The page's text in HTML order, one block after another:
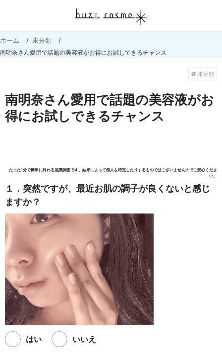
ホーム 未分類
南明奈さん愛用で話題の美容液がお得にお試しできるチャンス
未分類
南明奈さん愛用で話題の美容液がお
得にお試しできるチャンス
たった1分で簡単に終わる意識調査です。結果によって個人を特定したりするものではございませんのでご安心くださ
い。
１．突然ですが、最近お肌の調子が良くないと感じ
ますか？
はい いいえ